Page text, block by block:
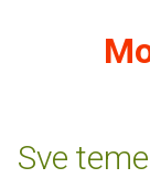
Sve teme